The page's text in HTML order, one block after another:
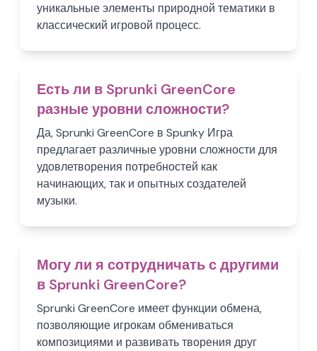
уникальные элементы природной тематики в
классический игровой процесс.
Есть ли в Sprunki GreenCore
разные уровни сложности?
Да, Sprunki GreenCore в Spunky Игра
предлагает различные уровни сложности для
удовлетворения потребностей как
начинающих, так и опытных создателей
музыки.
Могу ли я сотрудничать с другими
в Sprunki GreenCore?
Sprunki GreenCore имеет функции обмена,
позволяющие игрокам обмениваться
композициями и развивать творения друг